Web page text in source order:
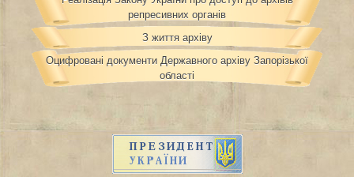
репресивних органів
З життя архіву
Оцифровані документи Державного архіву Запорізької
області